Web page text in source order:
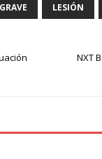
GRAVE LESIÓN
NXT